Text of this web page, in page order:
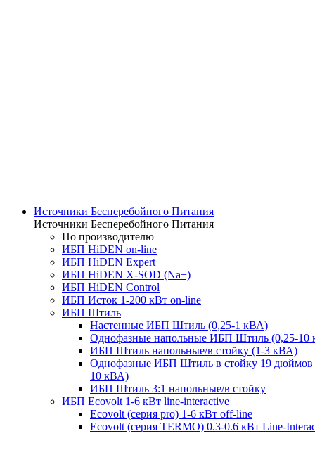
Источники Бесперебойного Питания
Источники Бесперебойного Питания
По производителю
ИБП HiDEN on-line
ИБП HiDEN Expert
ИБП HiDEN X-SOD (Na+)
ИБП HiDEN Control
ИБП Исток 1-200 кВт on-line
ИБП Штиль
Настенные ИБП Штиль (0,25-1 кВА)
Однофазные напольные ИБП Штиль (0,25-10
ИБП Штиль напольные/в стойку (1-3 кВА)
Однофазные ИБП Штиль в стойку 19 дюймов
10 кВА)
ИБП Штиль 3:1 напольные/в стойку
ИБП Ecovolt 1-6 кВт line-interactive
Ecovolt (серия pro) 1-6 кВт off-line
Ecovolt (серия TERMO) 0.3-0.6 кВт Line-